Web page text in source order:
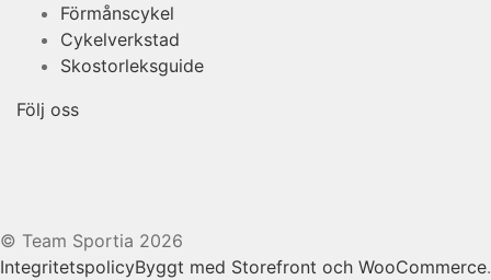
Förmånscykel
Cykelverkstad
Skostorleksguide
Följ oss
© Team Sportia 2026
IntegritetspolicyByggt med Storefront och WooCommerce.